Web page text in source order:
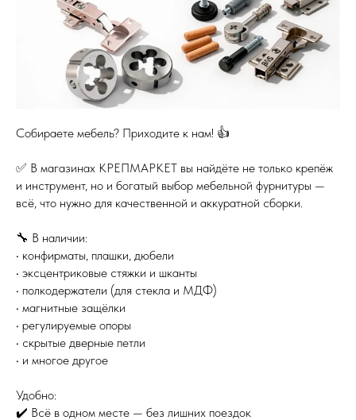
Собираете мебель? Приходите к нам! 👍
✅ В магазинах КРЕПМАРКЕТ вы найдёте не только крепёж
и инструмент, но и богатый выбор мебельной фурнитуры —
всё, что нужно для качественной и аккуратной сборки.
🔧 В наличии:
• конфирматы, плашки, дюбели
• эксцентриковые стяжки и шканты
• полкодержатели (для стекла и МДФ)
• магнитные защёлки
• регулируемые опоры
• скрытые дверные петли
• и многое другое
Удобно:
✔️ Всё в одном месте — без лишних поездок